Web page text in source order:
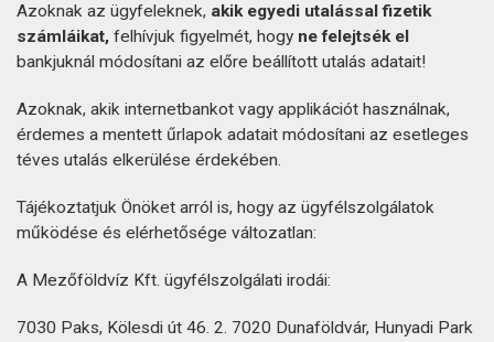
Azoknak az ügyfeleknek, akik egyedi utalással fizetik
számláikat, felhívjuk figyelmét, hogy ne felejtsék el
bankjuknál módosítani az előre beállított utalás adatait!
Azoknak, akik internetbankot vagy applikációt használnak,
érdemes a mentett űrlapok adatait módosítani az esetleges
téves utalás elkerülése érdekében.
Tájékoztatjuk Önöket arról is, hogy az ügyfélszolgálatok
működése és elérhetősége változatlan:
A Mezőföldvíz Kft. ügyfélszolgálati irodái:
7030 Paks, Kölesdi út 46. 2. 7020 Dunaföldvár, Hunyadi Park